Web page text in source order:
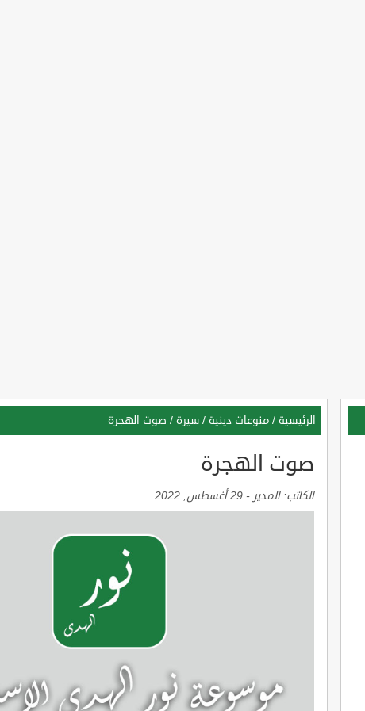
الرئيسية / منوعات دينية / سيرة / صوت الهجرة
صوت الهجرة
الكاتب:المدير - 29 أغسطس, 2022